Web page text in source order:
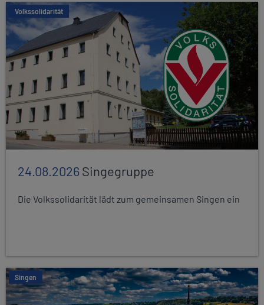
Volkssolidarität
24.08.2026Singegruppe
Die Volkssolidarität lädt zum gemeinsamen Singen ein
Singen